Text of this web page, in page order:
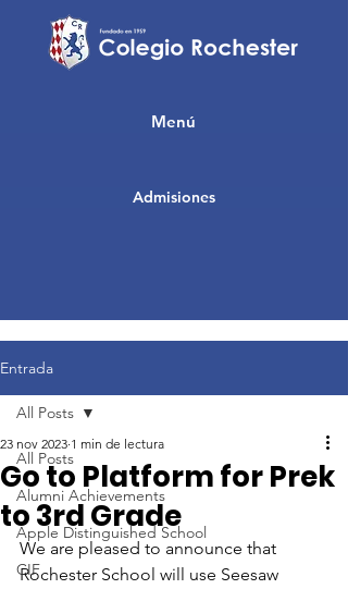
Admisiones
Menú
Entrada
All Posts
Alumni Achievements
Apple Distinguished School
CIF
All Posts
Go to Platform for Prek
to 3rd Grade
23 nov 2023 1 min de lectura
We are pleased to announce that
Rochester School will use Seesaw